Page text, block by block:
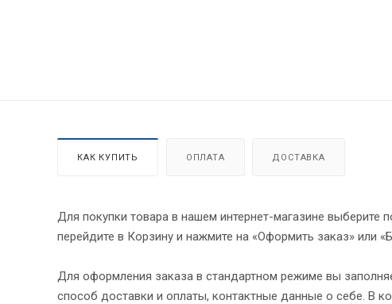
КАК КУПИТЬ ОПЛАТА ДОСТАВКА
Для покупки товара в нашем интернет-магазине выберите
перейдите в Корзину и нажмите на «Оформить заказ» или
Для оформления заказа в стандартном режиме вы
способ доставки и оплаты, контактные данные о себе. В